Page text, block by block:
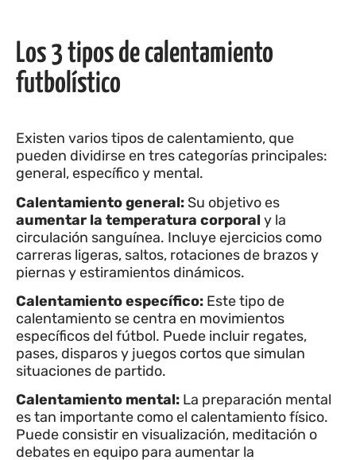
Los 3 tipos de calentamiento
futbolístico
Existen varios tipos de calentamiento, que
pueden dividirse en tres categorías principales:
general, específico y mental.
Calentamiento general: Su objetivo es
aumentar la temperatura corporal y la
circulación sanguínea. Incluye ejercicios como
carreras ligeras, saltos, rotaciones de brazos y
piernas y estiramientos dinámicos.
Calentamiento específico: Este tipo de
calentamiento se centra en movimientos
específicos del fútbol. Puede incluir regates,
pases, disparos y juegos cortos que simulan
situaciones de partido.
Calentamiento mental: La preparación mental
es tan importante como el calentamiento físico.
Puede consistir en visualización, meditación o
debates en equipo para aumentar la